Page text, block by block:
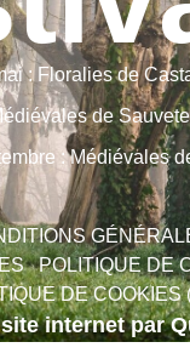
: Floralies de
de
: Médiévales
POLITIQUE DE
DE COOKIES
internet par